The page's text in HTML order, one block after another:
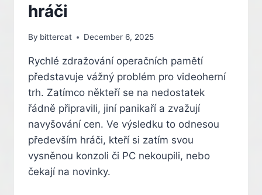
hráči
By bittercat December 6, 2025
Rychlé zdražování operačních pamětí
představuje vážný problém pro videoherní
trh. Zatímco někteří se na nedostatek
řádně připravili, jiní panikaří a zvažují
navyšování cen. Ve výsledku to odnesou
především hráči, kteří si zatím svou
vysněnou konzoli či PC nekoupili, nebo
čekají na novinky.